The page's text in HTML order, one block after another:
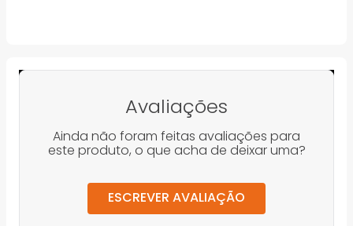
Avaliações
Ainda não foram feitas avaliações para
este produto, o que acha de deixar uma?
ESCREVER AVALIAÇÃO